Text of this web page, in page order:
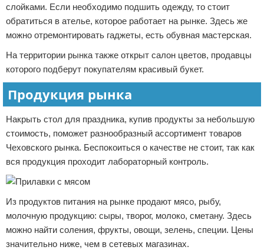
слойками. Если необходимо подшить одежду, то стоит
обратиться в ателье, которое работает на рынке. Здесь же
можно отремонтировать гаджеты, есть обувная мастерская.
На территории рынка также открыт салон цветов, продавцы
которого подберут покупателям красивый букет.
Продукция рынка
Накрыть стол для праздника, купив продукты за небольшую
стоимость, поможет разнообразный ассортимент товаров
Чеховского рынка. Беспокоиться о качестве не стоит, так как
вся продукция проходит лабораторный контроль.
Из продуктов питания на рынке продают мясо, рыбу,
молочную продукцию: сыры, творог, молоко, сметану. Здесь
можно найти соления, фрукты, овощи, зелень, специи. Цены
значительно ниже, чем в сетевых магазинах.